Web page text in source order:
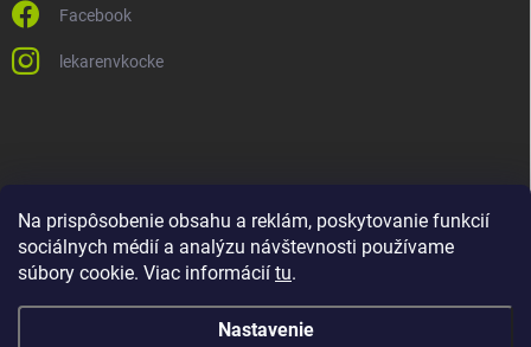
Na prispôsobenie obsahu a reklám, poskytovanie funkcií
sociálnych médií a analýzu návštevnosti používame
súbory cookie. Viac informácií tu.
Nastavenie
Facebook
lekarenvkocke